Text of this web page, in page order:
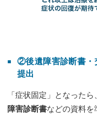
②後遺障害診断書・
提出
「症状固定」となった
障害診断書などの資料を